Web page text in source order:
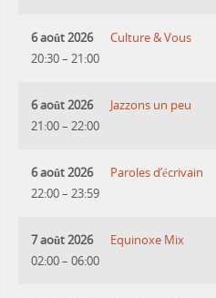
6 août 2026
20:30– 21:00
Culture & Vous
6 août 2026
21:00– 22:00
Jazzons un peu
6 août 2026
22:00– 23:59
Paroles d’écrivain
7 août 2026
02:00– 06:00
Equinoxe Mix